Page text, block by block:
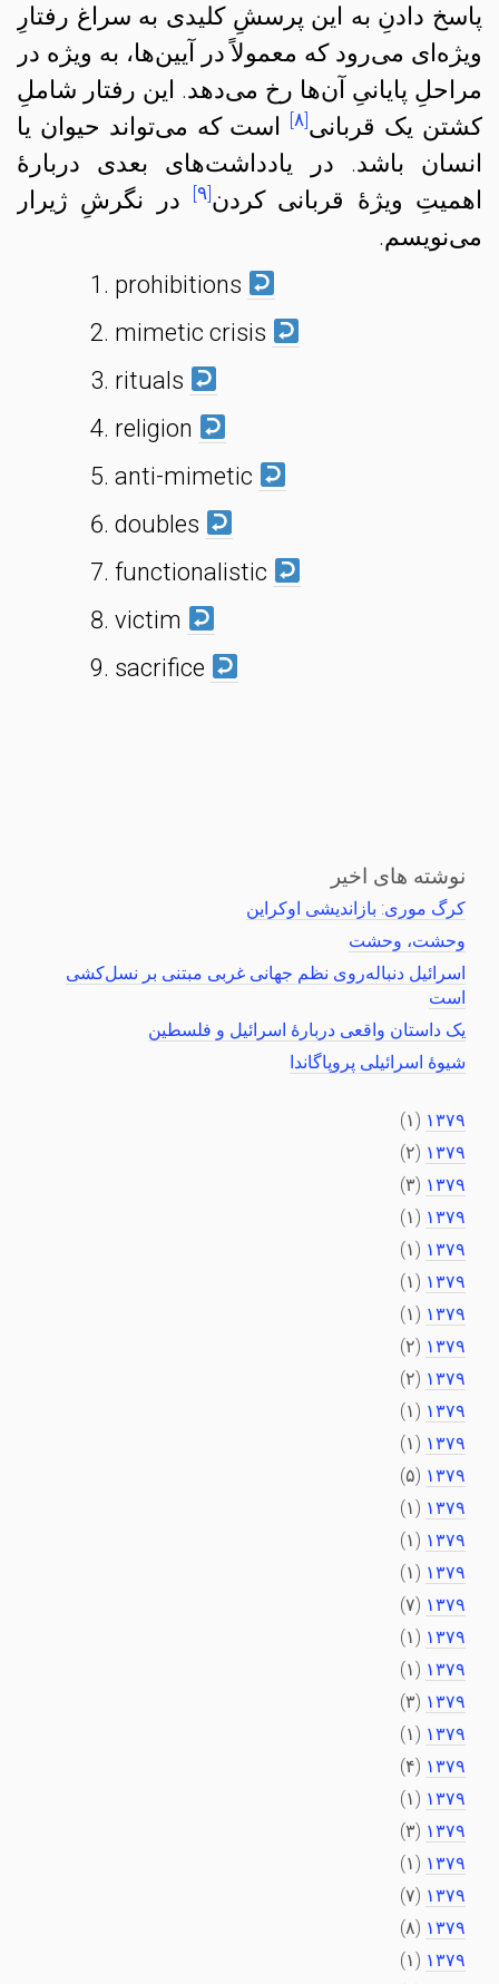
پاسخ دادنِ به این پرسشِ کلیدی به سراغ رفتارِ
ویژه‌ای می‌رود که معمولاً در آیین‌ها، به ویژه در
مراحلِ پایانیِ آن‌ها رخ می‌دهد. این رفتار شاملِ
کشتن یک قربانی[۸]
است که می‌تواند حیوان یا
انسان باشد. در یادداشت‌های بعدی دربارهٔ
اهمیتِ ویژهٔ قربانی کردن[۹]
در نگرشِ ژیرار
می‌نویسم.
prohibitions
mimetic crisis
rituals
religion
anti-mimetic
doubles
functionalistic
victim
sacrifice
نوشته های اخیر
کرگ موری: بازاندیشی اوکراین
وحشت، وحشت
اسرائیل دنباله‌روی نظم جهانی غربی مبتنی بر نسل‌کشی
است
یک داستان واقعی دربارهٔ اسرائیل و فلسطین
شیوهٔ اسرائیلی پروپاگاندا
۱۳۷۹ (۱)
۱۳۷۹ (۲)
۱۳۷۹ (۳)
۱۳۷۹ (۱)
۱۳۷۹ (۱)
۱۳۷۹ (۱)
۱۳۷۹ (۱)
۱۳۷۹ (۲)
۱۳۷۹ (۲)
۱۳۷۹ (۱)
۱۳۷۹ (۱)
۱۳۷۹ (۵)
۱۳۷۹ (۱)
۱۳۷۹ (۱)
۱۳۷۹ (۱)
۱۳۷۹ (۷)
۱۳۷۹ (۱)
۱۳۷۹ (۱)
۱۳۷۹ (۳)
۱۳۷۹ (۱)
۱۳۷۹ (۴)
۱۳۷۹ (۱)
۱۳۷۹ (۳)
۱۳۷۹ (۱)
۱۳۷۹ (۷)
۱۳۷۹ (۸)
۱۳۷۹ (۱)